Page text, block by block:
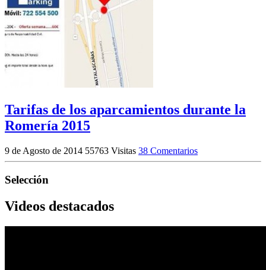
Tarifas de los aparcamientos durante la
Romería 2015
9 de Agosto de 2014 55763 Visitas 38 Comentarios
Selección
Videos destacados